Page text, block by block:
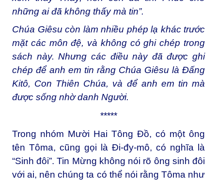
những ai đã không thấy mà tin”.
Chúa Giêsu còn làm nhiều phép lạ khác trước
mặt các môn đệ, và không có ghi chép trong
sách này. Nhưng các điều này đã được ghi
chép để anh em tin rằng Chúa Giêsu là Ðấng
Kitô, Con Thiên Chúa, và để anh em tin mà
được sống nhờ danh Người.
*****
Trong nhóm Mười Hai Tông Đồ, có một ông
tên Tôma, cũng gọi là Đi-đy-mô, có nghĩa là
“Sinh đôi”. Tin Mừng không nói rõ ông sinh đôi
với ai, nên chúng ta có thể nói rằng Tôma như